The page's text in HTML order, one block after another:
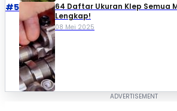
#5
64 Daftar Ukuran Klep Semua
Lengkap!
08 Mei 2025